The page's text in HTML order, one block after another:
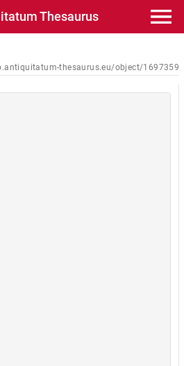
Thesaurus
thesaurus.eu/object/1697359